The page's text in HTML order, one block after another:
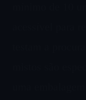
mínimo de 10
acessível para
testam a
mistos são
uma